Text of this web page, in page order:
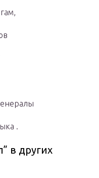
.
в других